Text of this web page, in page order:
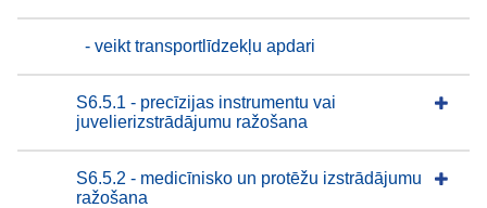
- veikt transportlīdzekļu apdari
S6.5.1 - precīzijas instrumentu vai
juvelierizstrādājumu ražošana
S6.5.2 - medicīnisko un protēžu izstrādājumu
ražošana